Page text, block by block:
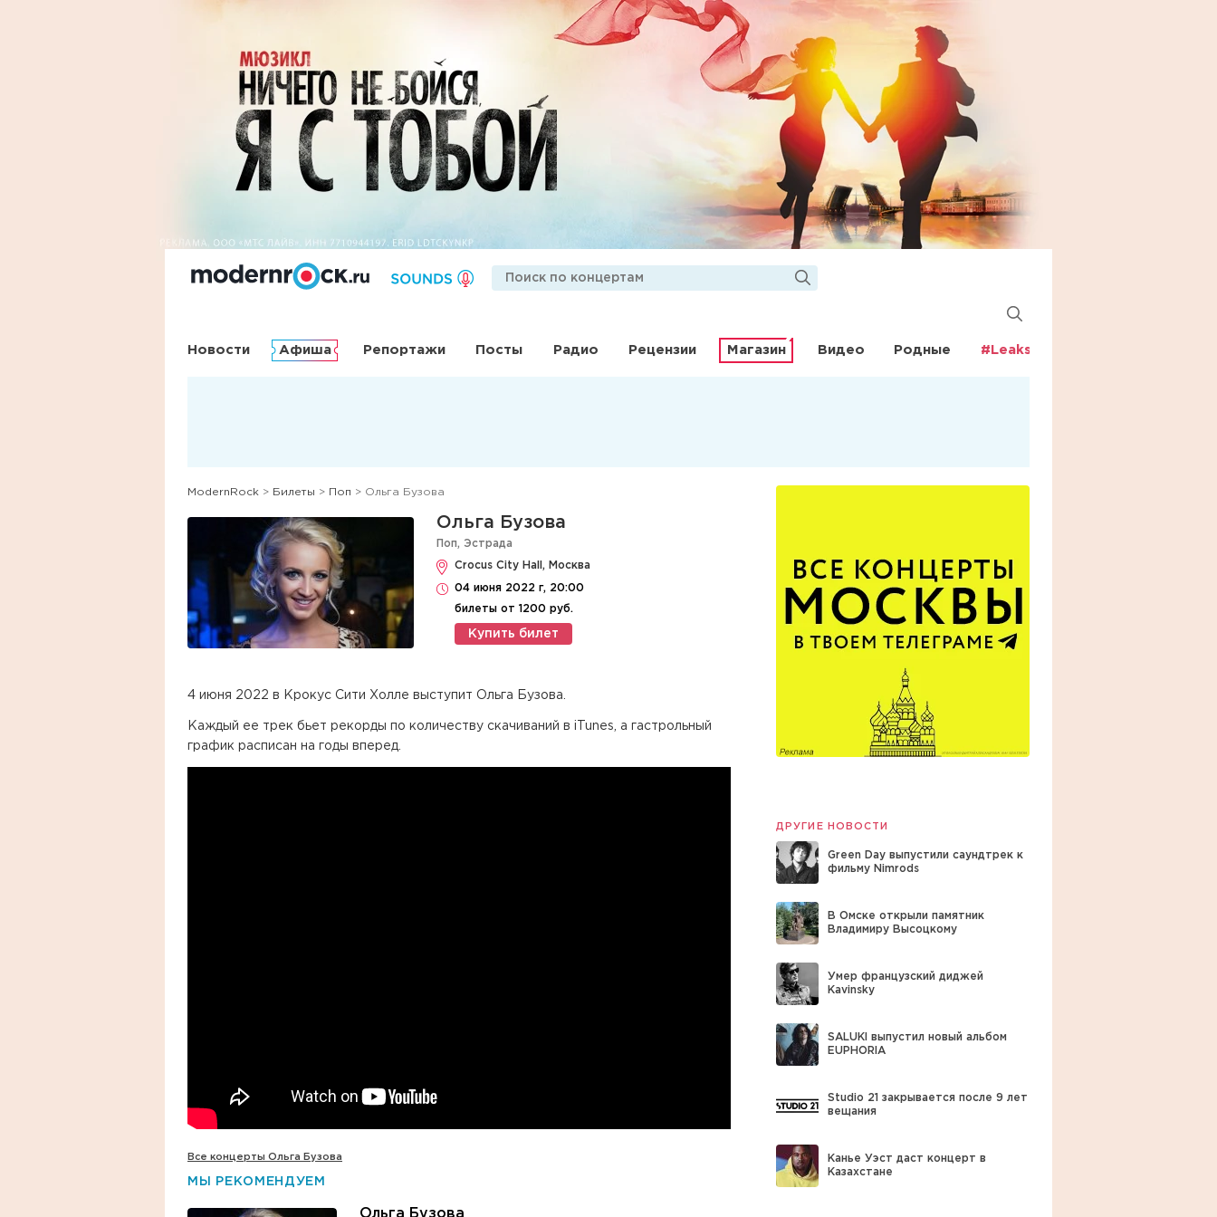
Новости Афиша Репортажи Посты Радио Рецензии Магазин Видео Родные #Leaks
ModernRock > Билеты > Поп > Ольга Бузова
Ольга Бузова
Поп, Эстрада
Crocus City Hall, Москва
04 июня 2022 г, 20:00
билеты от 1200 руб.
Купить билет
4 июня 2022 в Крокус Сити Холле выступит Ольга Бузова.
Каждый ее трек бьет рекорды по количеству скачиваний в iTunes, а гастрольный
график расписан на годы вперед.
Все концерты Ольга Бузова
МЫ РЕКОМЕНДУЕМ
Ольга Бузова
ДРУГИЕ НОВОСТИ
Green Day выпустили саундтрек к
фильму Nimrods
В Омске открыли памятник
Владимиру Высоцкому
Умер французский диджей
Kavinsky
SALUKI выпустил новый альбом
EUPHORIA
Studio 21 закрывается после 9 лет
вещания
Канье Уэст даст концерт в
Казахстане